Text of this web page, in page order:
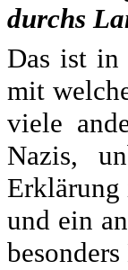
durchs
Das ist in
mit
viele
Nazis,
Erklärung
und ein